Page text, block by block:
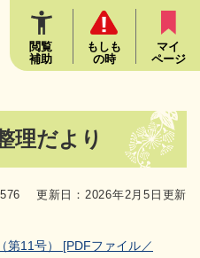
して本文へ
閲覧
補助
もしも
の時
マイ
ページ
理だより
更新日：2026年2月5日更新
第11号） [PDFファイル／